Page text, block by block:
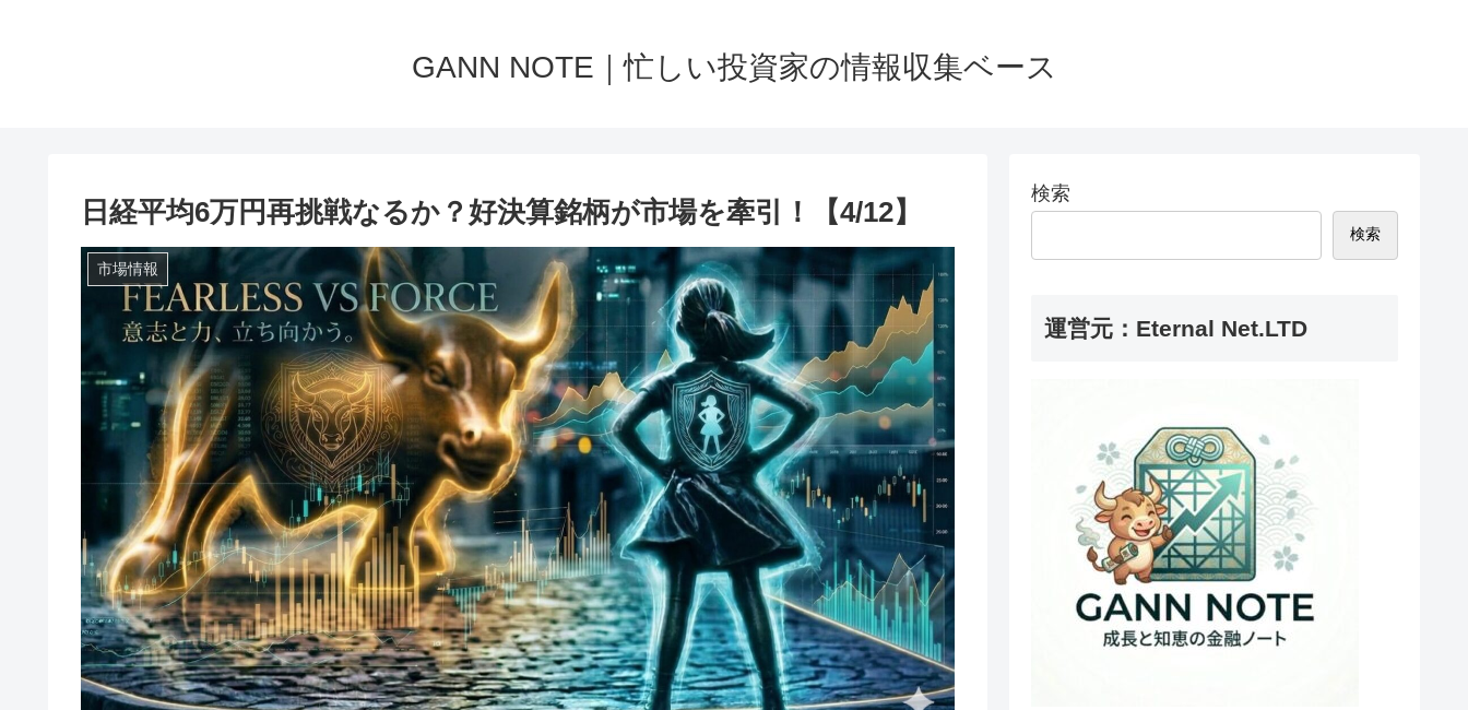
GANN NOTE｜忙しい投資家の情報収集ベース
日経平均6万円再挑戦なるか？好決算銘柄が市場を牽引！【4/12】
市場情報
検索
検索
運営元：Eternal Net.LTD